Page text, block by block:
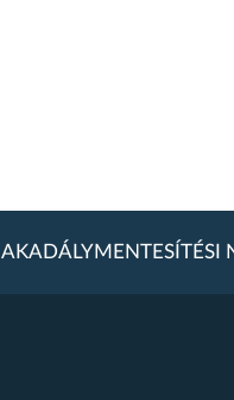
AKADÁLYMENTESÍTÉSI